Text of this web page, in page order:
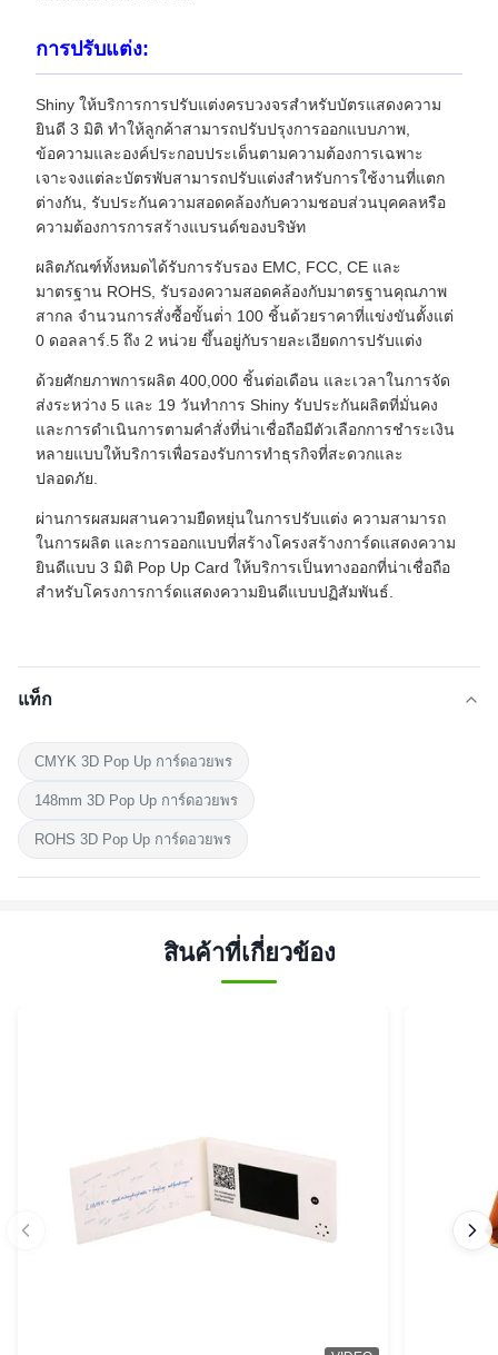
การปรับแต่ง:
Shiny ให้บริการการปรับแต่งครบวงจรสําหรับบัตรแสดงความ
ยินดี 3 มิติ ทําให้ลูกค้าสามารถปรับปรุงการออกแบบภาพ,
ข้อความและองค์ประกอบประเด็นตามความต้องการเฉพาะ
เจาะจงแต่ละบัตรพับสามารถปรับแต่งสําหรับการใช้งานที่แตก
ต่างกัน, รับประกันความสอดคล้องกับความชอบส่วนบุคคลหรือ
ความต้องการการสร้างแบรนด์ของบริษัท
ผลิตภัณฑ์ทั้งหมดได้รับการรับรอง EMC, FCC, CE และ
มาตรฐาน ROHS, รับรองความสอดคล้องกับมาตรฐานคุณภาพ
สากล จํานวนการสั่งซื้อขั้นต่ํา 100 ชิ้นด้วยราคาที่แข่งขันตั้งแต่
0 ดอลลาร์.5 ถึง 2 หน่วย ขึ้นอยู่กับรายละเอียดการปรับแต่ง
ด้วยศักยภาพการผลิต 400,000 ชิ้นต่อเดือน และเวลาในการจัด
ส่งระหว่าง 5 และ 19 วันทําการ Shiny รับประกันผลิตที่มั่นคง
และการดําเนินการตามคําสั่งที่น่าเชื่อถือมีตัวเลือกการชําระเงิน
หลายแบบให้บริการเพื่อรองรับการทําธุรกิจที่สะดวกและ
ปลอดภัย.
ผ่านการผสมผสานความยืดหยุ่นในการปรับแต่ง ความสามารถ
ในการผลิต และการออกแบบที่สร้างโครงสร้างการ์ดแสดงความ
ยินดีแบบ 3 มิติ Pop Up Card ให้บริการเป็นทางออกที่น่าเชื่อถือ
สําหรับโครงการการ์ดแสดงความยินดีแบบปฏิสัมพันธ์.
แท็ก
CMYK 3D Pop Up การ์ดอวยพร
148mm 3D Pop Up การ์ดอวยพร
ROHS 3D Pop Up การ์ดอวยพร
สินค้าที่เกี่ยวข้อง